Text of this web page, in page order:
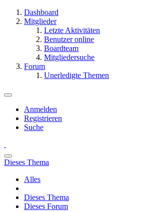
Dashboard
Mitglieder
Letzte Aktivitäten
Benutzer online
Boardteam
Mitgliedersuche
Forum
Unerledigte Themen
Anmelden
Registrieren
Suche
Dieses Thema
Alles
Dieses Thema
Dieses Forum